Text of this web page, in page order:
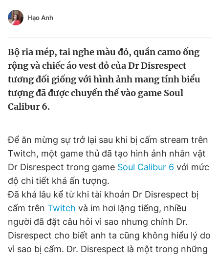
Video Magazine
Sản phẩm khác
Thông tin tòa soạn Liên hệ quảng cáo
Đọc Thanh Niên trên điện thoại
Đăng xuất
Hạo Anh
Bộ ria mép, tai nghe màu đỏ, quần camo ống
rộng và chiếc áo vest đỏ của Dr Disrespect
tương đối giống với hình ảnh mang tính biểu
tượng đã được chuyển thể vào game Soul
Calibur 6.
Để ăn mừng sự trở lại sau khi bị cấm stream trên
Twitch, một game thủ đã tạo hình ảnh nhân vật
Dr Disrespect trong game Soul Calibur 6 với mức
độ chi tiết khá ấn tượng.
Đã khá lâu kể từ khi tài khoản Dr Disrespect bị
cấm trên Twitch và im hơi lặng tiếng, nhiều
người đã đặt câu hỏi vì sao nhưng chính Dr.
Disrespect cho biết anh ta cũng không hiểu lý do
vì sao bị cấm. Dr. Disrespect là một trong những